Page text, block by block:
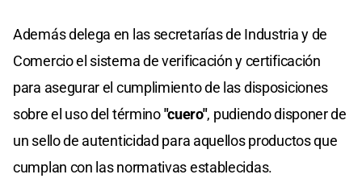
Además delega en las secretarías de Industria y de
Comercio el sistema de verificación y certificación
para asegurar el cumplimiento de las disposiciones
sobre el uso del término"cuero", pudiendo disponer de
un sello de autenticidad para aquellos productos que
cumplan con las normativas establecidas.